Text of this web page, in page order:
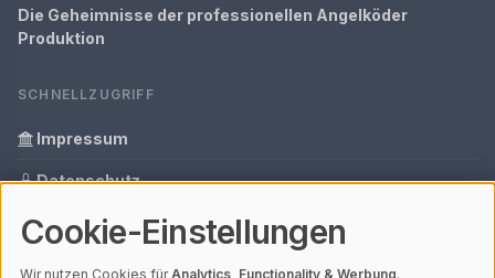
Die Geheimnisse der professionellen Angelköder
Produktion
SCHNELLZUGRIFF
Impressum
Datenschutz
Informationen zur Inhalt
Cookie-Einstellungen
Wir nutzen Cookies fürAnalytics, Functionality & Werbung.